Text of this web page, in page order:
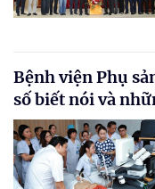
Bệnh viện Phụ
số biết nói và